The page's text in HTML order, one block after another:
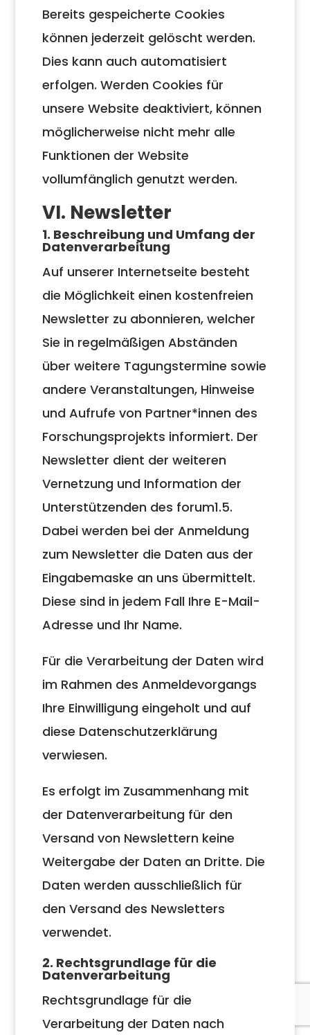
Bereits gespeicherte Cookies
können jederzeit gelöscht werden.
Dies kann auch automatisiert
erfolgen. Werden Cookies für
unsere Website deaktiviert, können
möglicherweise nicht mehr alle
Funktionen der Website
vollumfänglich genutzt werden.
VI. Newsletter
1. Beschreibung und Umfang der
Datenverarbeitung
Auf unserer Internetseite besteht
die Möglichkeit einen kostenfreien
Newsletter zu abonnieren, welcher
Sie in regelmäßigen Abständen
über weitere Tagungstermine sowie
andere Veranstaltungen, Hinweise
und Aufrufe von Partner*innen des
Forschungsprojekts informiert. Der
Newsletter dient der weiteren
Vernetzung und Information der
Unterstützenden des forum1.5.
Dabei werden bei der Anmeldung
zum Newsletter die Daten aus der
Eingabemaske an uns übermittelt.
Diese sind in jedem Fall Ihre E-Mail-
Adresse und Ihr Name.
Für die Verarbeitung der Daten wird
im Rahmen des Anmeldevorgangs
Ihre Einwilligung eingeholt und auf
diese Datenschutzerklärung
verwiesen.
Es erfolgt im Zusammenhang mit
der Datenverarbeitung für den
Versand von Newslettern keine
Weitergabe der Daten an Dritte. Die
Daten werden ausschließlich für
den Versand des Newsletters
verwendet.
2. Rechtsgrundlage für die
Datenverarbeitung
Rechtsgrundlage für die
Verarbeitung der Daten nach